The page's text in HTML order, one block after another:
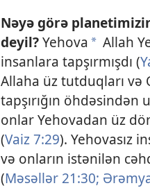
Nəyə görə
deyil?Yehova a Allah
insanlara tapşırmışdı (
Allaha üz tutduqları
tapşırığın
onlar Yehovadan üz
(Vaiz 7:29). Yehovasız
və onların istənilən
(Məsəllər 21:30;